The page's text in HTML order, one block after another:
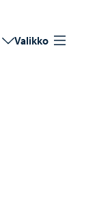
kieltäkieli: Suomi
Valikko